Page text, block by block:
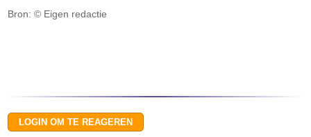
Bron: © Eigen redactie